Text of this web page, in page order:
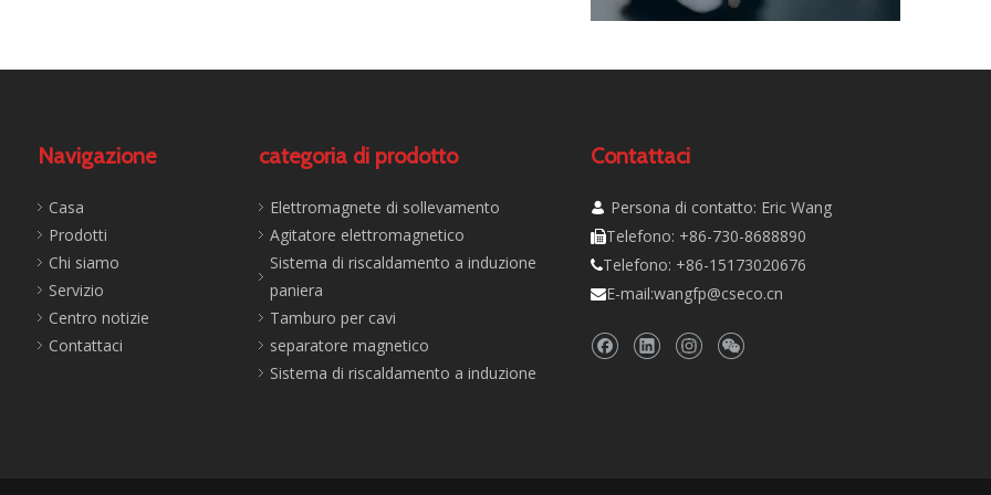
Navigazione
Casa
Prodotti
Chi siamo
Servizio
Centro notizie
Contattaci
categoria di prodotto
Elettromagnete di sollevamento
Agitatore elettromagnetico
Sistema di riscaldamento a induzione
paniera
Tamburo per cavi
separatore magnetico
Sistema di riscaldamento a induzione
Contattaci
 Persona di contatto: Eric Wang
Telefono: +86-730-8688890
Telefono: +86-15173020676
E-mail:wangfp@cseco.cn